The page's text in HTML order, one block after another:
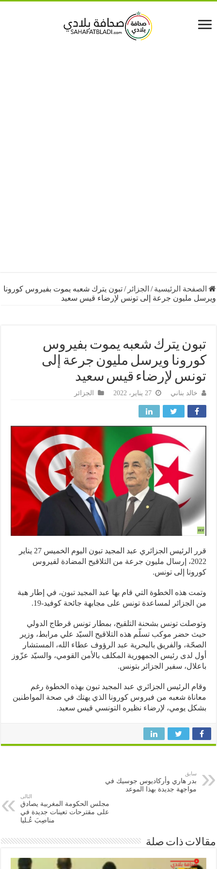
الرئيسية /الجزائر/تبون يترك شعبه يموت بفيروس كورونا
مليون جرعة إلى تونس لإرضاء قيس سعيد
يترك شعبه يموت بفيروس
ويرسل مليون جرعة إلى
لإرضاء قيس سعيد
خالد بناني الجزائر
قرر الرئيس الجزائري عبد المجيد تبون اليوم الخميس 27 يناير
2022، إرسال مليون جرعة من التلاقيح المضادة لفيروس
إلى تونس.
هذه الخطوة التي قام بها عبد المجيد تبون، في إطار هبة
الجزائر لمساعدة تونس على مجابهة جائحة كوفيد-19.
تونس بشحنة التلقيح، بمطار تونس قرطاج الدولي
حضر موكب تسلّم هذه التلاقيح السيّد علي مرابط، وزير
والفريق بالبحرية عبد الرؤوف عطاء الله، المستشار
لدى رئيس الجمهورية المكلف بالأمن القومي، والسيّد عزّوز
سفير الجزائر بتونس.
الرئيس الجزائري عبد المجيد تبون بهذه الخطوة رغم
شعبه من فيروس كورونا الذي يهتك في صحة المواطنين
يومي، لإرضاء نظيره التونسي قيس سعيد.
بدر هاري وأركاديوس جوسيك في
مواجهة جديدة بهذا الموعد
مجلس الحكومة المغربية يصادق
على مقترحات تعينات جديدة في
مناصِبَ عُـليا
ذات صلة